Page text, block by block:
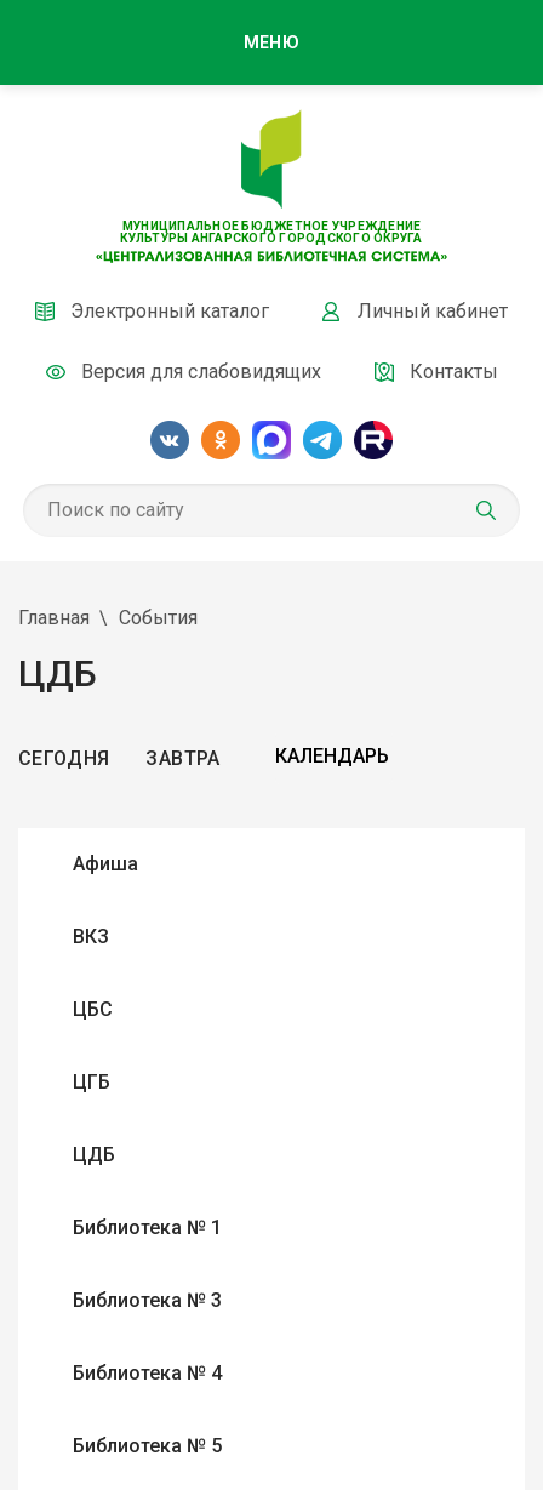
МУНИЦИПАЛЬНОЕ БЮДЖЕТНОЕ УЧРЕЖДЕНИЕ
КУЛЬТУРЫ АНГАРСКОГО ГОРОДСКОГО ОКРУГА
Электронный каталог Личный кабинет
Версия для слабовидящих Контакты
МЕНЮ
Главная События
ЦДБ
СЕГОДНЯ ЗАВТРА
Афиша
ВКЗ
ЦБС
ЦГБ
ЦДБ
Библиотека № 1
Библиотека № 3
Библиотека № 4
Библиотека № 5